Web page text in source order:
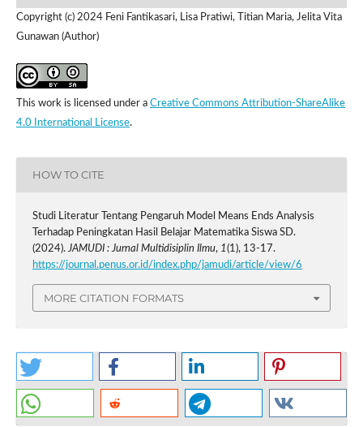
Copyright (c) 2024 Feni Fantikasari, Lisa Pratiwi, Titian Maria, Jelita Vita
Gunawan (Author)
This work is licensed under a Creative Commons Attribution-ShareAlike
4.0 International License.
HOW TO CITE
Studi Literatur Tentang Pengaruh Model Means Ends Analysis
Terhadap Peningkatan Hasil Belajar Matematika Siswa SD.
(2024).JAMUDI : Jurnal Multidisiplin Ilmu, 1(1), 13-17.
https://journal.penus.or.id/index.php/jamudi/article/view/6
MORE CITATION FORMATS